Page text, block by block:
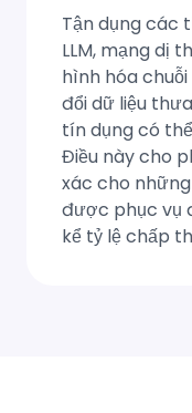
Tận dụng các
LLM, mạng dị
hình hóa
đổi dữ liệu
tín dụng có
Điều này cho
xác cho
được phục vụ
kể tỷ lệ chấp